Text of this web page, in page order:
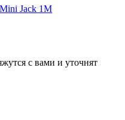
Jack 1M
с вами и уточнят